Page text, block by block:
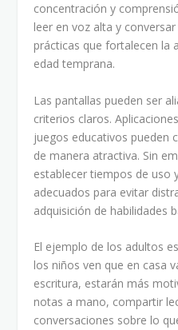
concentración y
leer en voz alta y
prácticas que fortalecen la
edad temprana.
Las pantallas pueden ser
criterios claros.
juegos educativos pueden
de manera atractiva. Sin
establecer tiempos de uso
adecuados para evitar
adquisición de habilidades
El ejemplo de los adultos
los niños ven que en casa
escritura, estarán más
notas a mano, compartir
conversaciones sobre lo